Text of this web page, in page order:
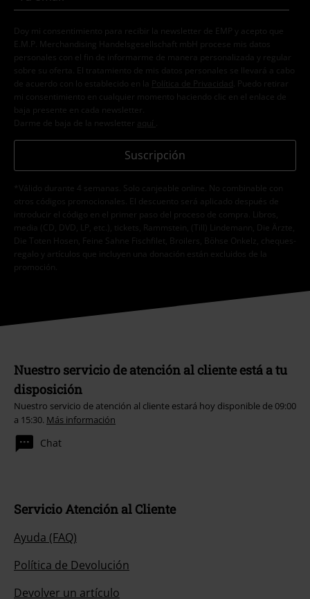
Doy mi consentimiento para recibir la newsletter de EMP y acepto que
E.M.P. Merchandising Handelsgesellschaft mbH procese mis datos
personales con el fin de informarme de manera personalizada y regular
sobre su oferta. El tratamiento de mis datos personales se llevará a cabo
de acuerdo con lo establecido en la
Política de Privacidad . Puedo retirar
mi consentimiento en cualquier momento haciendo clic en el enlace de
baja presente en cada newsletter.
Darme de baja de la newsletter
aquí
Suscripción
*Válido durante 4 semanas. Solo canjeable online. No combinable con
otros códigos promocionales. El descuento será aplicado después de
introducir el código en el primer paso del proceso de compra. Libros,
media (CD, DVD, LP, etc.), tickets, Rammstein, (Till) Lindemann, Die Ärzte,
Die Toten Hosen, Feine Sahne Fischfilet, Broilers, Böhse Onkelz, cheques-
regalo y artículos que incluyen una donación están excluidos de la
promoción.
Nuestro servicio de atención al cliente está a tu
disposición
Nuestro servicio de atención al cliente estará hoy disponible de 09:00
a 15:30. Más información
Chat
Servicio Atención al Cliente
Ayuda (FAQ)
Política de Devolución
Devolver un artículo